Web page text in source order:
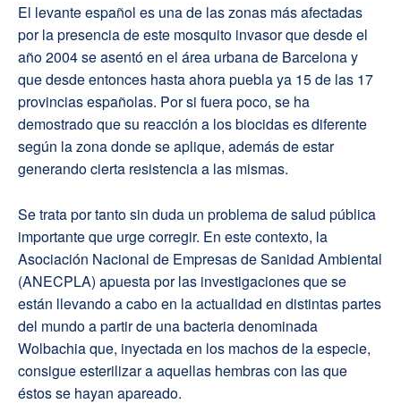
El levante español es una de las zonas más afectadas
por la presencia de este mosquito invasor que desde el
año 2004 se asentó en el área urbana de Barcelona y
que desde entonces hasta ahora puebla ya 15 de las 17
provincias españolas. Por si fuera poco, se ha
demostrado que su reacción a los biocidases diferente
según la zona donde se aplique, además de estar
generando cierta resistencia a las mismas.
Se trata por tanto sin duda un problema de salud pública
importante que urge corregir. En este contexto, la
Asociación Nacional de Empresas de Sanidad Ambiental
(ANECPLA) apuesta por las investigaciones que se
están llevando a cabo en la actualidad en distintas partes
del mundo a partir de una bacteria denominada
Wolbachiaque, inyectada en los machos de la especie,
consigue esterilizar a aquellas hembras con las que
éstos se hayan apareado.